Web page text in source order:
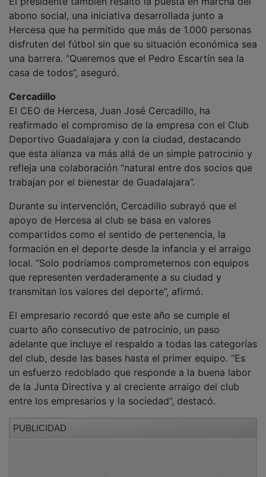
abono social, una iniciativa desarrollada junto a
Hercesa que ha permitido que más de 1.000 personas
disfruten del fútbol sin que su situación económica sea
una barrera. “Queremos que el Pedro Escartín sea la
casa de todos”, aseguró.
El CEO de Hercesa, Juan José Cercadillo, ha
reafirmado el compromiso de la empresa con el Club
Deportivo Guadalajara y con la ciudad, destacando
que esta alianza va más allá de un simple patrocinio y
refleja una colaboración “natural entre dos socios que
trabajan por el bienestar de Guadalajara”.
apoyo de Hercesa al club se basa en valores
compartidos como el sentido de pertenencia, la
formación en el deporte desde la infancia y el arraigo
local. “Solo podríamos comprometernos con equipos
que representen verdaderamente a su ciudad y
transmitan los valores del deporte”, afirmó.
cuarto año consecutivo de patrocinio, un paso
adelante que incluye el respaldo a todas las categorías
del club, desde las bases hasta el primer equipo. “Es
un esfuerzo redoblado que responde a la buena labor
de la Junta Directiva y al creciente arraigo del club
entre los empresarios y la sociedad”, destacó.